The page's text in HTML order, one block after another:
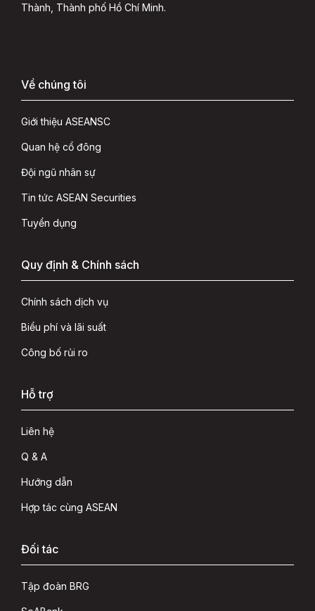
Thành, Thành phố Hồ Chí Minh.
Về chúng tôi
Giới thiệu ASEANSC
Quan hệ cổ đông
Đội ngũ nhân sự
Tin tức ASEAN Securities
Tuyển dụng
Quy định & Chính sách
Chính sách dịch vụ
Biểu phí và lãi suất
Công bố rủi ro
Hỗ trợ
Liên hệ
Q & A
Hướng dẫn
Hợp tác cùng ASEAN
Đối tác
Tập đoàn BRG